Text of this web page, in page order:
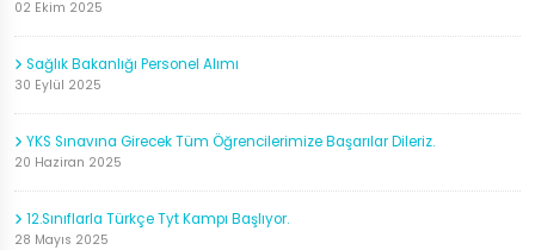
02 Ekim 2025
Sağlık Bakanlığı Personel Alımı
30 Eylül 2025
YKS Sınavına Girecek Tüm Öğrencilerimize Başarılar Dileriz.
20 Haziran 2025
12.Sınıflarla Türkçe Tyt Kampı Başlıyor.
28 Mayıs 2025